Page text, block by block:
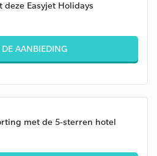
deze Easyjet Holidays
DE AANBIEDING
met de 5-sterren hotel